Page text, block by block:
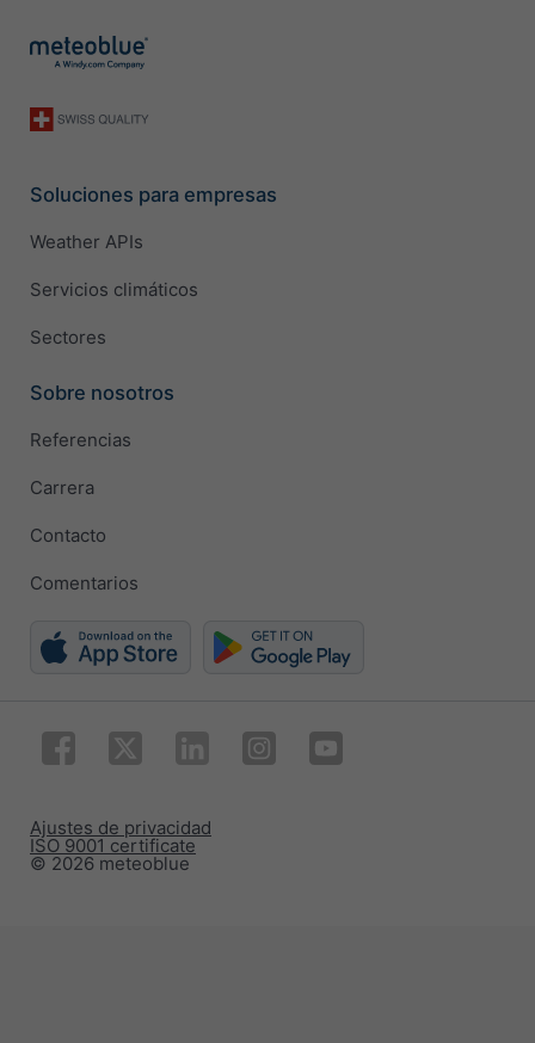
Soluciones para empresas
Weather APIs
Servicios climáticos
Sectores
Sobre nosotros
Referencias
Carrera
Contacto
Comentarios
© 2026 meteoblue
ISO 9001 certificate
Ajustes de privacidad